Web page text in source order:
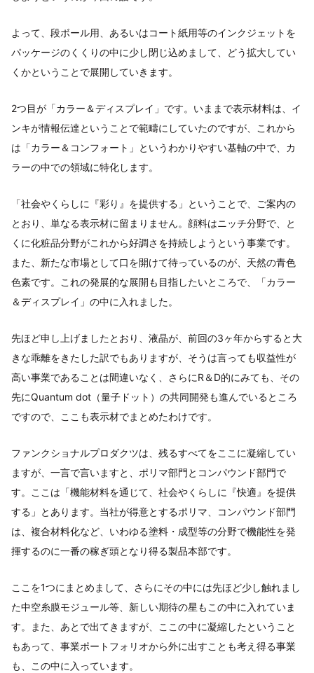
よって、段ボール用、あるいはコート紙用等のインクジェットを
パッケージのくくりの中に少し閉じ込めまして、どう拡大してい
くかということで展開していきます。
2つ目が「カラー＆ディスプレイ」です。いままで表示材料は、イ
ンキが情報伝達ということで範疇にしていたのですが、これから
は「カラー＆コンフォート」というわかりやすい基軸の中で、カ
ラーの中での領域に特化します。
「社会やくらしに『彩り』を提供する」ということで、ご案内の
とおり、単なる表示材に留まりません。顔料はニッチ分野で、と
くに化粧品分野がこれから好調さを持続しようという事業です。
また、新たな市場として口を開けて待っているのが、天然の青色
色素です。これの発展的な展開も目指したいところで、「カラー
＆ディスプレイ」の中に入れました。
先ほど申し上げましたとおり、液晶が、前回の3ヶ年からすると大
きな乖離をきたした訳でもありますが、そうは言っても収益性が
高い事業であることは間違いなく、さらにR＆D的にみても、その
先にQuantum dot（量子ドット）の共同開発も進んでいるところ
ですので、ここも表示材でまとめたわけです。
ファンクショナルプロダクツは、残るすべてをここに凝縮してい
ますが、一言で言いますと、ポリマ部門とコンパウンド部門で
す。ここは「機能材料を通じて、社会やくらしに『快適』を提供
する」とあります。当社が得意とするポリマ、コンパウンド部門
は、複合材料化など、いわゆる塗料・成型等の分野で機能性を発
揮するのに一番の稼ぎ頭となり得る製品本部です。
ここを1つにまとめまして、さらにその中には先ほど少し触れまし
た中空糸膜モジュール等、新しい期待の星もこの中に入れていま
す。また、あとで出てきますが、ここの中に凝縮したということ
もあって、事業ポートフォリオから外に出すことも考え得る事業
も、この中に入っています。